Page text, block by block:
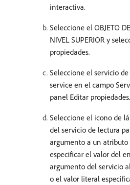
interactiva.
Seleccione el OBJETO
NIVEL SUPERIOR y
propiedades.
Seleccione el servicio
service en el campo
panel Editar propiedades.
Seleccione el icono de
del servicio de lectura
argumento a un atributo
especificar el valor del
argumento del servicio
o el valor literal